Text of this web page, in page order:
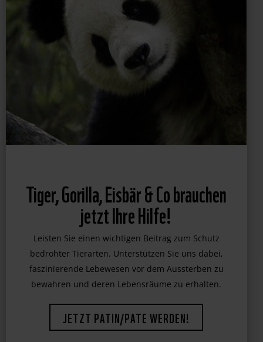
Tiger, Gorilla, Eisbär & Co brauchen
jetzt Ihre Hilfe!
Leisten Sie einen wichtigen Beitrag zum Schutz
bedrohter Tierarten. Unterstützen Sie uns dabei,
faszinierende Lebewesen vor dem Aussterben zu
bewahren und deren Lebensräume zu erhalten.
JETZT PATIN/PATE WERDEN!